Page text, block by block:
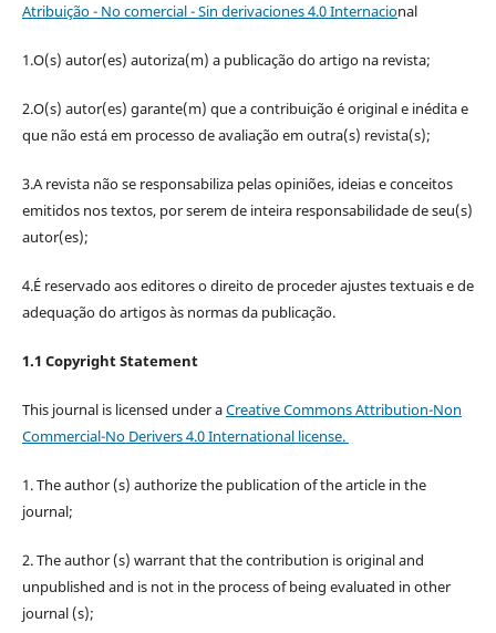
Atribuição - No comercial - Sin derivaciones 4.0 Internacional
1.O(s) autor(es) autoriza(m) a publicação do artigo na revista;
2.O(s) autor(es) garante(m) que a contribuição é original e inédita e
que não está em processo de avaliação em outra(s) revista(s);
3.A revista não se responsabiliza pelas opiniões, ideias e conceitos
emitidos nos textos, por serem de inteira responsabilidade de seu(s)
autor(es);
4.É reservado aos editores o direito de proceder ajustes textuais e de
adequação do artigos às normas da publicação.
1.1 Copyright Statement
This journal is licensed under aCreative Commons Attribution-Non
Commercial-No Derivers 4.0 International license.
1. The author (s) authorize the publication of the article in the
journal;
2. The author (s) warrant that the contribution is original and
unpublished and is not in the process of being evaluated in other
journal (s);